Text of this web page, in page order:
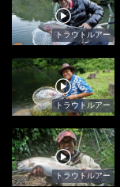
トラウトルアー
トラウトルアー
トラウトルアー